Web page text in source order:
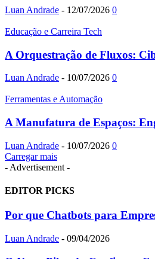
Luan Andrade - 12/07/2026 0
Educação e Carreira Tech
A Orquestração de Fluxos:
Luan Andrade - 10/07/2026 0
Ferramentas e Automação
A Manufatura de Espaços:
Luan Andrade - 10/07/2026 0
Carregar mais
- Advertisement -
EDITOR PICKS
Por que Chatbots para
Luan Andrade - 09/04/2026